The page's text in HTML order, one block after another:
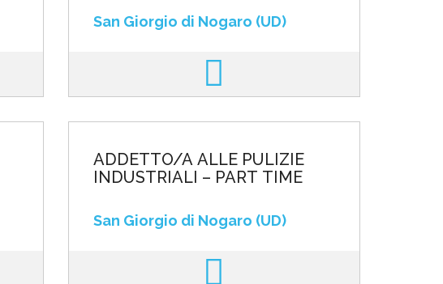
San Giorgio di Nogaro (UD)
ADDETTO/A ALLE PULIZIE
INDUSTRIALI – PART TIME
San Giorgio di Nogaro (UD)